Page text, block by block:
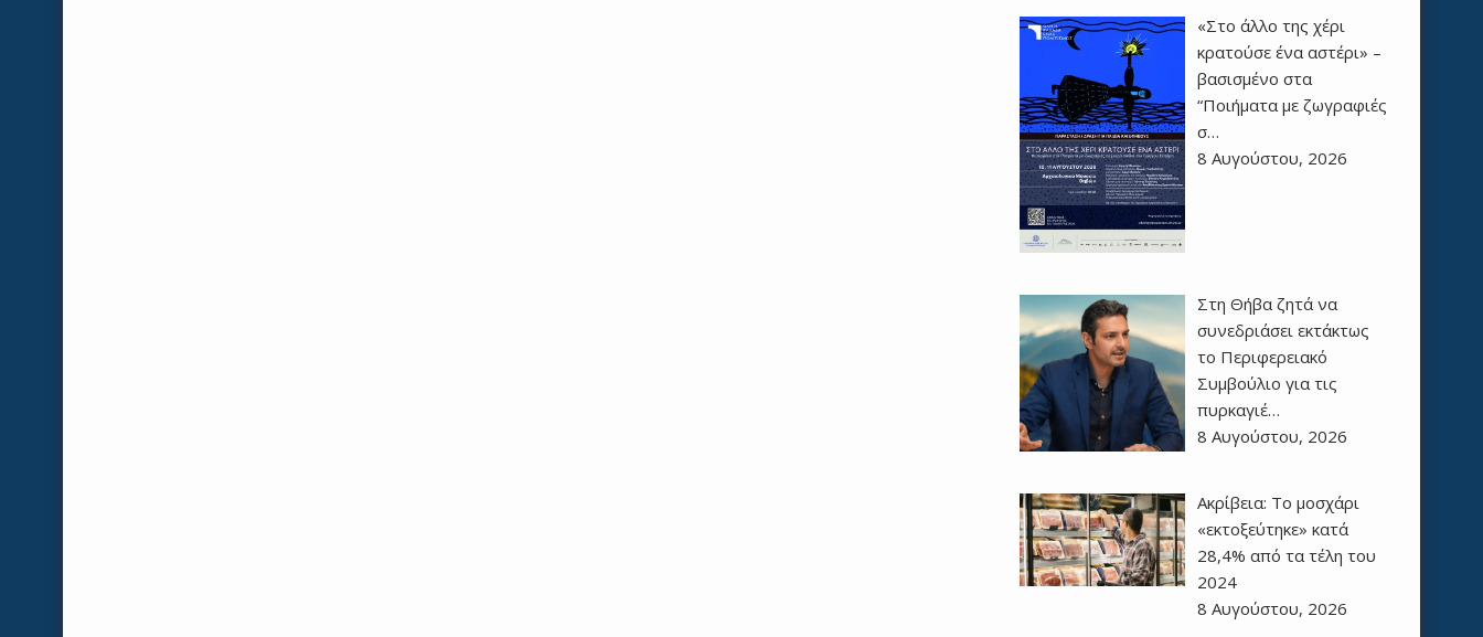
«Στο άλλο της χέρι
κρατούσε ένα αστέρι» –
βασισμένο στα
“Ποιήματα με ζωγραφιές
σ…
8 Αυγούστου, 2026
Στη Θήβα ζητά να
συνεδριάσει εκτάκτως
το Περιφερειακό
Συμβούλιο για τις
πυρκαγιέ…
8 Αυγούστου, 2026
Ακρίβεια: Το μοσχάρι
«εκτοξεύτηκε» κατά
28,4% από τα τέλη του
2024
8 Αυγούστου, 2026